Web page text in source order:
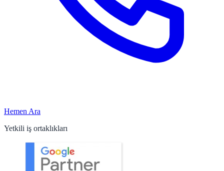
Hemen Ara
Yetkili iş ortaklıkları